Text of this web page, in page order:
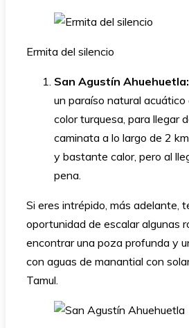
Ermita del silencio
San Agustín Ahuehuetla:
un paraíso natural acuático
color turquesa, para llegar
caminata a lo largo de 2
y bastante calor, pero al
pena.
Si eres intrépido, más adelante,
oportunidad de escalar algunas
encontrar una poza profunda y
con aguas de manantial con
Tamul.